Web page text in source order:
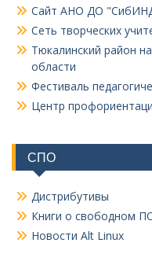
Сайт АНО ДО
Сеть творческих
Тюкалинский район
области
Фестиваль
Центр
СПО
Дистрибутивы
Книги о свободном
Новости Alt Linux